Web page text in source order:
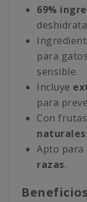
69%
para
sensible.
Incluye
para
Con
naturales.
Apto para
razas.